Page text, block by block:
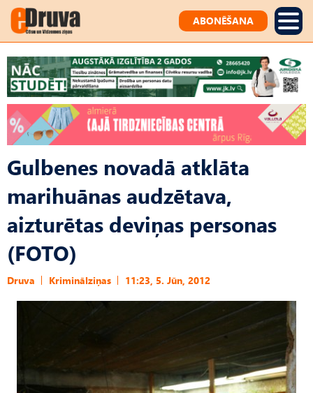
ABONĒŠANA
Gulbenes novadā atklāta
marihuānas audzētava,
aizturētas deviņas personas
(FOTO)
Druva Kriminālziņas 11:23, 5. Jūn, 2012